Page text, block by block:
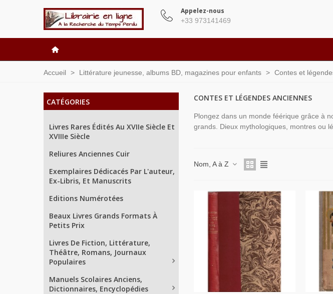
Appelez-nous
+33 973141469
Accueil > Littérature jeunesse, albums BD, magazines pour enfants > Contes et
CATÉGORIES
Livres Rares Édités Au XVIIe Siècle Et
XVIIIe Siècle
Reliures Anciennes Cuir
Exemplaires Dédicacés Par L'auteur,
Ex-Libris, Et Manuscrits
Editions Numérotées
Beaux Livres Grands Formats À
Petits Prix
Livres De Fiction, Littérature,
Théâtre, Romans, Journaux
Populaires
Manuels Scolaires Anciens,
Dictionnaires, Encyclopédies
CONTES ET LÉGENDES ANCIENNES
Plongez dans un monde féérique grâce à
grands. Dieux mythologiques, montres ou
Nom, A à Z